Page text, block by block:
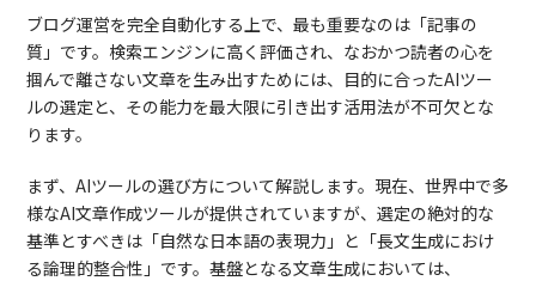
ブログ運営を完全自動化する上で、最も重要なのは「記事の
質」です。検索エンジンに高く評価され、なおかつ読者の心を
掴んで離さない文章を生み出すためには、目的に合ったAIツー
ルの選定と、その能力を最大限に引き出す活用法が不可欠とな
ります。
まず、AIツールの選び方について解説します。現在、世界中で多
様なAI文章作成ツールが提供されていますが、選定の絶対的な
基準とすべきは「自然な日本語の表現力」と「長文生成におけ
る論理的整合性」です。基盤となる文章生成においては、